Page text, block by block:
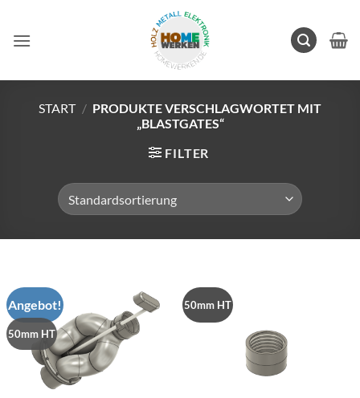
springen
START / PRODUKTE VERSCHLAGWORTET MIT
„BLASTGATES“
FILTER
Angebot!
50mm HT
50mm HT